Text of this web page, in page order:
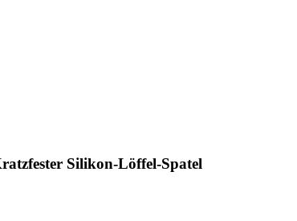
Silikon-Löffel-Spatel